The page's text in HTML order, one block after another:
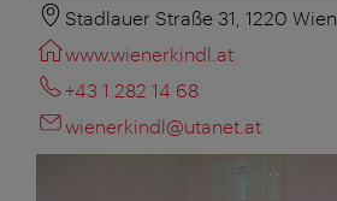
Stadlauer Straße 31, 1220 Wien
www.wienerkindl.at
+43 1 282 14 68
wienerkindl@utanet.at